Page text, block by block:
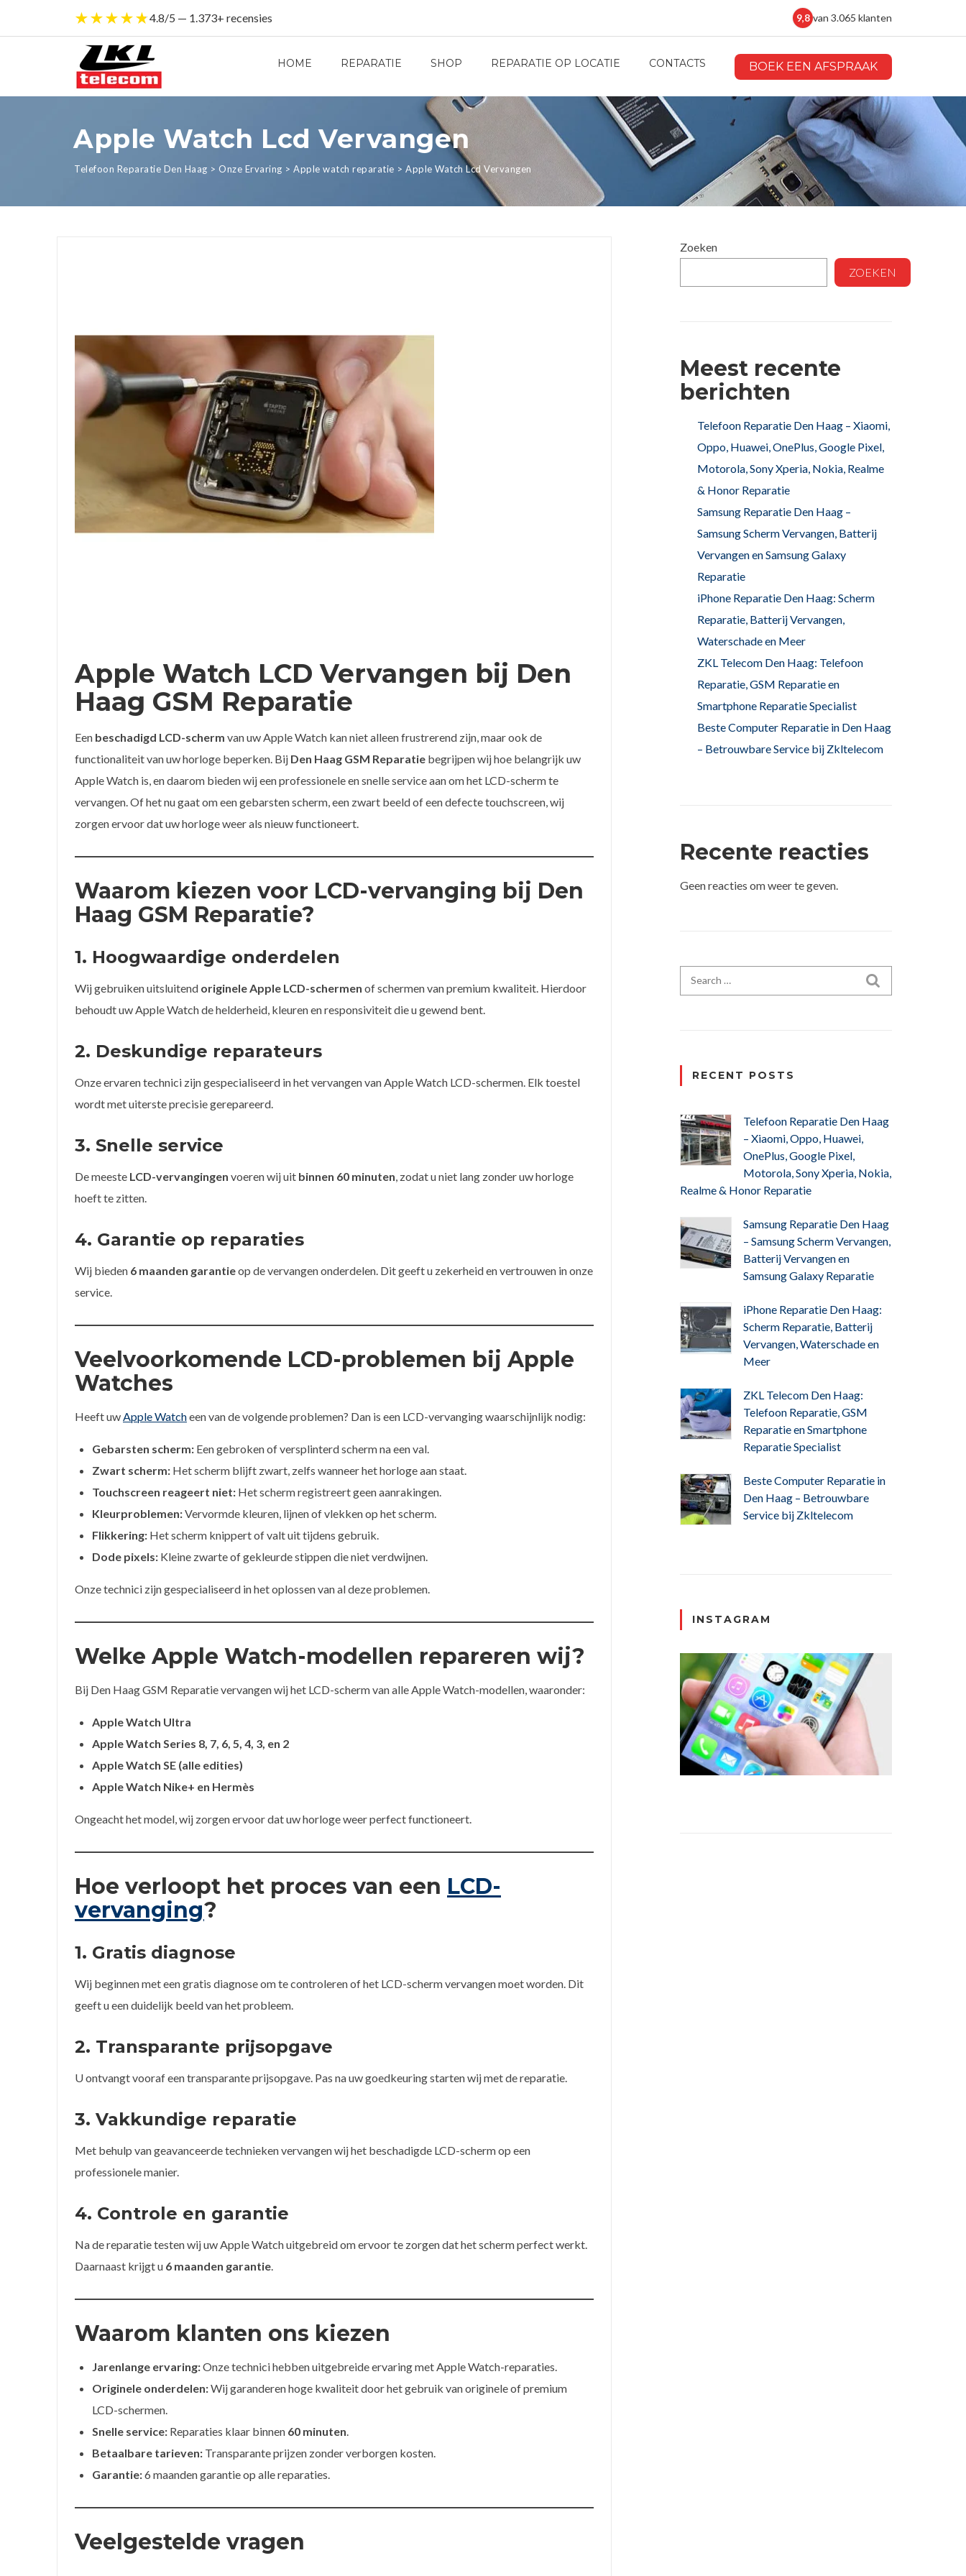
★★★★★4.8/5 — 1.373+ recensies 9,8 van 3.065 klanten
HOME REPARATIE SHOP REPARATIE OP LOCATIE CONTACTS BOEK EEN AFSPRAAK
Apple Watch Lcd Vervangen
Telefoon Reparatie Den Haag > Onze Ervaring > Apple watch reparatie > Apple Watch Lcd Vervangen
Apple Watch LCD Vervangen bij Den
Haag GSM Reparatie
Een beschadigd LCD-scherm van uw Apple Watch kan niet alleen frustrerend zijn, maar ook de
functionaliteit van uw horloge beperken. Bij Den Haag GSM Reparatie begrijpen wij hoe belangrijk uw
Apple Watch is, en daarom bieden wij een professionele en snelle service aan om het LCD-scherm te
vervangen. Of het nu gaat om een gebarsten scherm, een zwart beeld of een defecte touchscreen, wij
zorgen ervoor dat uw horloge weer als nieuw functioneert.
Waarom kiezen voor LCD-vervanging bij Den
Haag GSM Reparatie?
1. Hoogwaardige onderdelen
Wij gebruiken uitsluitend originele Apple LCD-schermen of schermen van premium kwaliteit. Hierdoor
behoudt uw Apple Watch de helderheid, kleuren en responsiviteit die u gewend bent.
2. Deskundige reparateurs
Onze ervaren technici zijn gespecialiseerd in het vervangen van Apple Watch LCD-schermen. Elk toestel
wordt met uiterste precisie gerepareerd.
3. Snelle service
De meeste LCD-vervangingen voeren wij uit binnen 60 minuten, zodat u niet lang zonder uw horloge
hoeft te zitten.
4. Garantie op reparaties
Wij bieden 6 maanden garantieop de vervangen onderdelen. Dit geeft u zekerheid en vertrouwen in onze
service.
Veelvoorkomende LCD-problemen bij Apple
Watches
Heeft uwApple Watcheen van de volgende problemen? Dan is een LCD-vervanging waarschijnlijk nodig:
Gebarsten scherm: Een gebroken of versplinterd scherm na een val.
Zwart scherm: Het scherm blijft zwart, zelfs wanneer het horloge aan staat.
Touchscreen reageert niet: Het scherm registreert geen aanrakingen.
Kleurproblemen:Vervormde kleuren, lijnen of vlekken op het scherm.
Flikkering: Het scherm knippert of valt uit tijdens gebruik.
Dode pixels: Kleine zwarte of gekleurde stippen die niet verdwijnen.
Onze technici zijn gespecialiseerd in het oplossen van al deze problemen.
Welke Apple Watch-modellen repareren wij?
Bij Den Haag GSM Reparatie vervangen wij het LCD-scherm van alle Apple Watch-modellen, waaronder:
Apple Watch Ultra
Apple Watch Series 8, 7, 6, 5, 4, 3, en 2
Apple Watch SE (alle edities)
Apple Watch Nike+ en Hermès
Ongeacht het model, wij zorgen ervoor dat uw horloge weer perfect functioneert.
Hoe verloopt het proces van een LCD-
vervanging?
1. Gratis diagnose
Wij beginnen met een gratis diagnose om te controleren of het LCD-scherm vervangen moet worden. Dit
geeft u een duidelijk beeld van het probleem.
2. Transparante prijsopgave
U ontvangt vooraf een transparante prijsopgave. Pas na uw goedkeuring starten wij met de reparatie.
3. Vakkundige reparatie
Met behulp van geavanceerde technieken vervangen wij het beschadigde LCD-scherm op een
professionele manier.
4. Controle en garantie
Na de reparatie testen wij uw Apple Watch uitgebreid om ervoor te zorgen dat het scherm perfect werkt.
Daarnaast krijgt u 6 maanden garantie.
Waarom klanten ons kiezen
Jarenlange ervaring:Onze technici hebben uitgebreide ervaring met Apple Watch-reparaties.
Originele onderdelen:Wij garanderen hoge kwaliteit door het gebruik van originele of premium
LCD-schermen.
Snelle service: Reparaties klaar binnen 60 minuten.
Betaalbare tarieven: Transparante prijzen zonder verborgen kosten.
Garantie:6 maanden garantie op alle reparaties.
Veelgestelde vragen
Zoeken
ZOEKEN
Meest recente
berichten
Telefoon Reparatie Den Haag – Xiaomi,
Oppo, Huawei, OnePlus, Google Pixel,
Motorola, Sony Xperia, Nokia, Realme
& Honor Reparatie
Samsung Reparatie Den Haag –
Samsung Scherm Vervangen, Batterij
Vervangen en Samsung Galaxy
Reparatie
iPhone Reparatie Den Haag: Scherm
Reparatie, Batterij Vervangen,
Waterschade en Meer
ZKL Telecom Den Haag: Telefoon
Reparatie, GSM Reparatie en
Smartphone Reparatie Specialist
Beste Computer Reparatie in Den Haag
– Betrouwbare Service bij Zkltelecom
Recente reacties
Geen reacties om weer te geven.
Search for:
RECENT POSTS
Telefoon Reparatie Den Haag
– Xiaomi, Oppo, Huawei,
OnePlus, Google Pixel,
Motorola, Sony Xperia, Nokia,
Realme & Honor Reparatie
Samsung Reparatie Den Haag
– Samsung Scherm Vervangen,
Batterij Vervangen en
Samsung Galaxy Reparatie
iPhone Reparatie Den Haag:
Scherm Reparatie, Batterij
Vervangen, Waterschade en
Meer
ZKL Telecom Den Haag:
Telefoon Reparatie, GSM
Reparatie en Smartphone
Reparatie Specialist
Beste Computer Reparatie in
Den Haag – Betrouwbare
Service bij Zkltelecom
INSTAGRAM